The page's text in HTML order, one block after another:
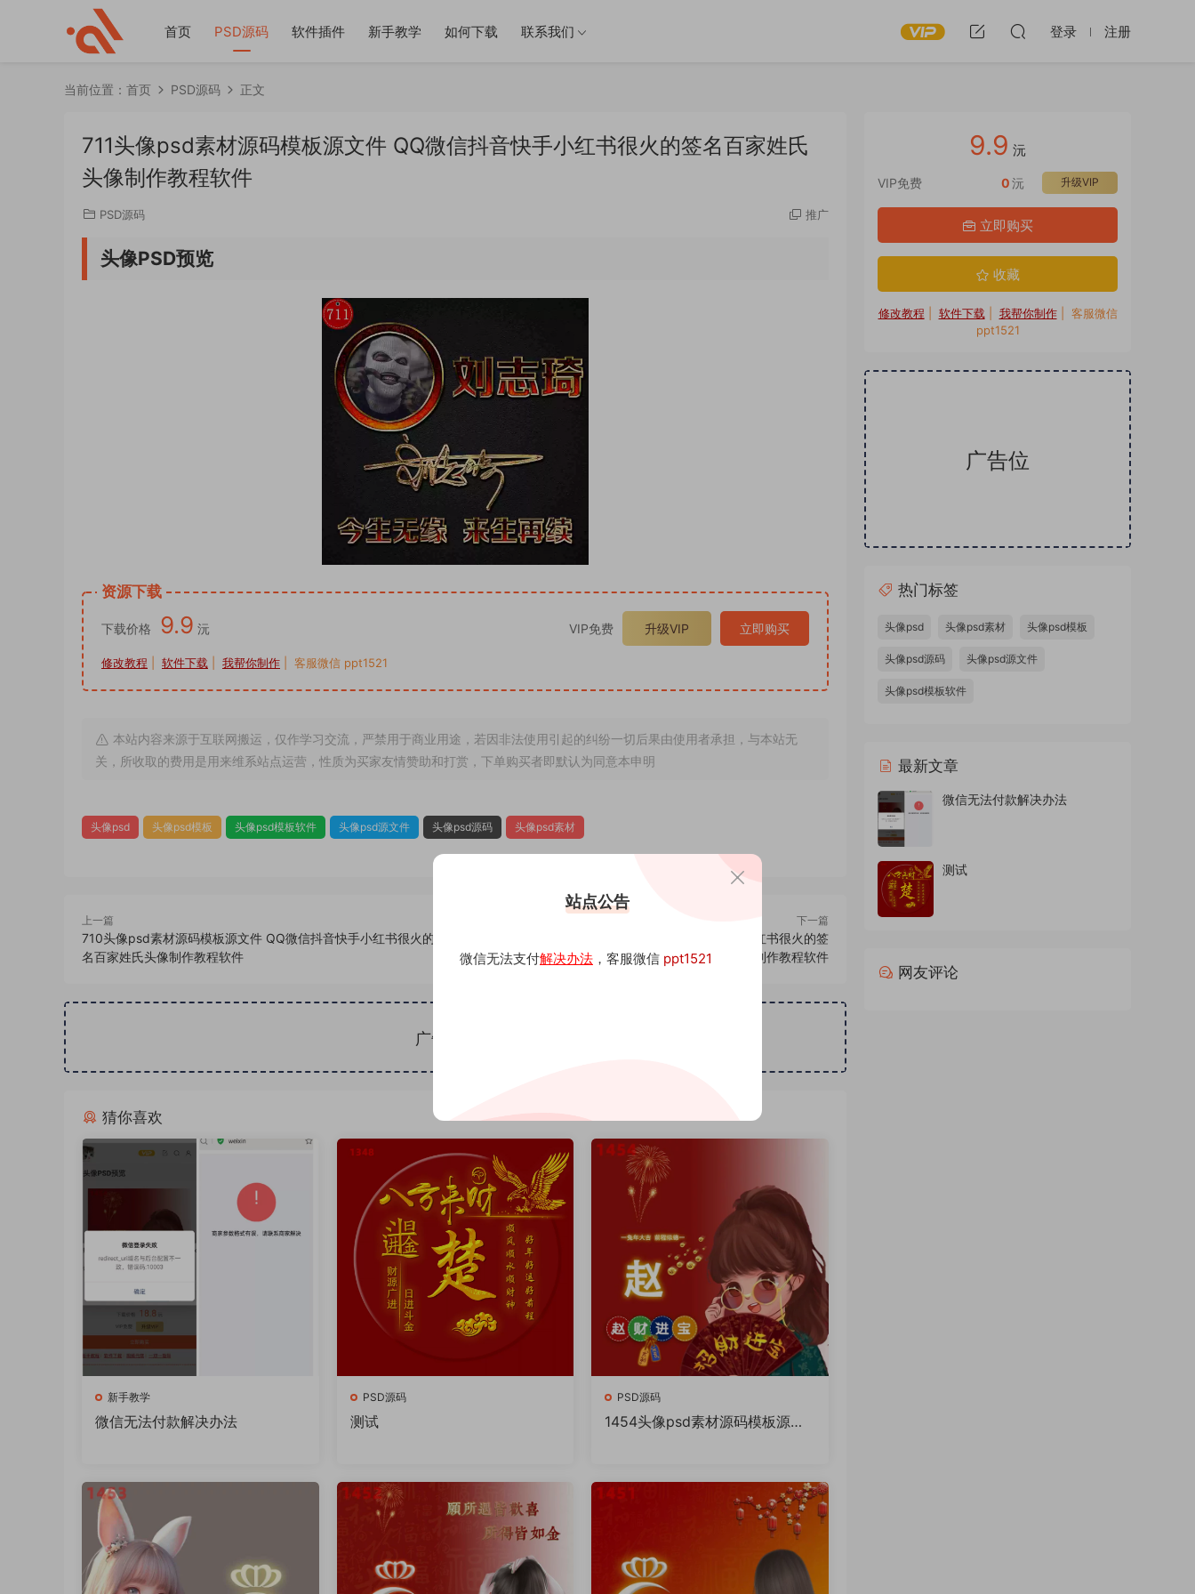
首页 PSD源码 软件插件 新手教学 如何下载 联系我们 登录 注册
当前位置： 首页 PSD源码 正文
711头像psd素材源码模板源文件 QQ微信抖音快手小红书很火的签名百家姓氏
头像制作教程软件
PSD源码 推广
头像PSD预览
资源下载
下载价格 9.9 沅 VIP免费 升级VIP 立即购买
修改教程 软件下载 我帮你制作 | 客服微信 ppt1521
本站内容来源于互联网搬运，仅作学习交流，严禁用于商业用途，若因非法使用引起的纠纷一切后果由使用者承担，与本站无
关，所收取的费用是用来维系站点运营，性质为买家友情赞助和打赏，下单购买者即默认为同意本申明
头像psd 头像psd模板 头像psd模板软件 头像psd源文件 头像psd源码 头像psd素材
上一篇
710头像psd素材源码模板源文件 QQ微信抖音快手小红书很火的签
名百家姓氏头像制作教程软件
下一篇
712头像psd素材源码模板源文件 QQ微信抖音快手小红书很火的签
名百家姓氏头像制作教程软件
广告位招租
猜你喜欢
新手教学
微信无法付款解决办法
PSD源码
测试
PSD源码
1454头像psd素材源码模板源文
9.9 沅
VIP免费 升级VIP
0沅
立即购买
收藏
修改教程 软件下载 我帮你制作| 客服微信
ppt1521
广告位
热门标签
头像psd 头像psd素材 头像psd模板
头像psd源码 头像psd源文件
头像psd模板软件
最新文章
微信无法付款解决办法
测试
网友评论
站点公告
微信无法支付解决办法 ，客服微信 ppt1521